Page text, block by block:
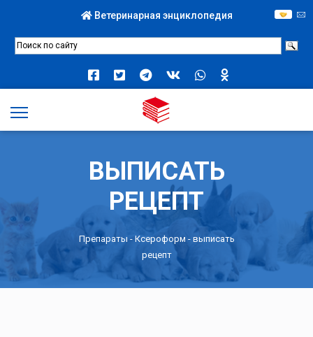
Ветеринарная энциклопедия
ВЫПИСАТЬ
РЕЦЕПТ
Препараты - Ксероформ - выписать
рецепт